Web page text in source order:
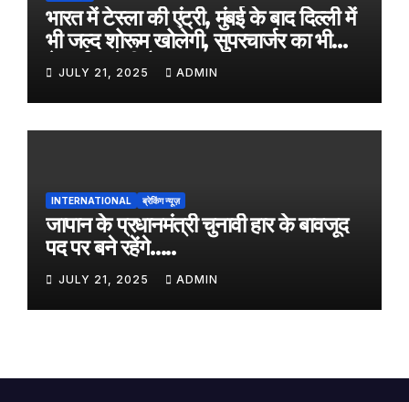
भारत में टेस्ला की एंट्री, मुंबई के बाद दिल्ली में
भी जल्द शोरूम खोलेगी, सुपरचार्जर का भी
नेटवर्क करेगी तैयार
JULY 21, 2025 ADMIN
INTERNATIONAL ब्रेकिंग न्यूज़
जापान के प्रधानमंत्री चुनावी हार के बावजूद
पद पर बने रहेंगे…..
JULY 21, 2025 ADMIN